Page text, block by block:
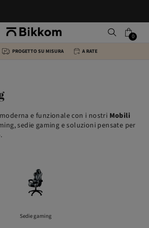
0
PROGETTO SU MISURA A RATE
e funzionale con i nostri Mobili
sedie gaming e soluzioni pensate per
Sedie gaming